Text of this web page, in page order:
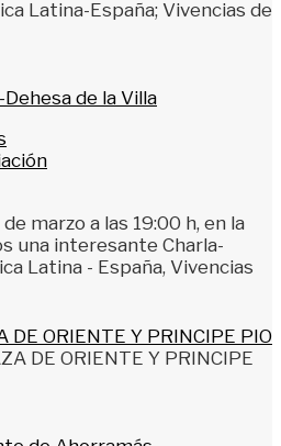
de la Villa
marzo a las 19:00 h, en la
una interesante Charla-
Latina - España, Vivencias
DE ORIENTE Y PRINCIPE PIO